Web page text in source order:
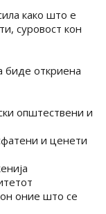
како што е
суровост кон
биде откриена
општествени и
и ценети
оние што се